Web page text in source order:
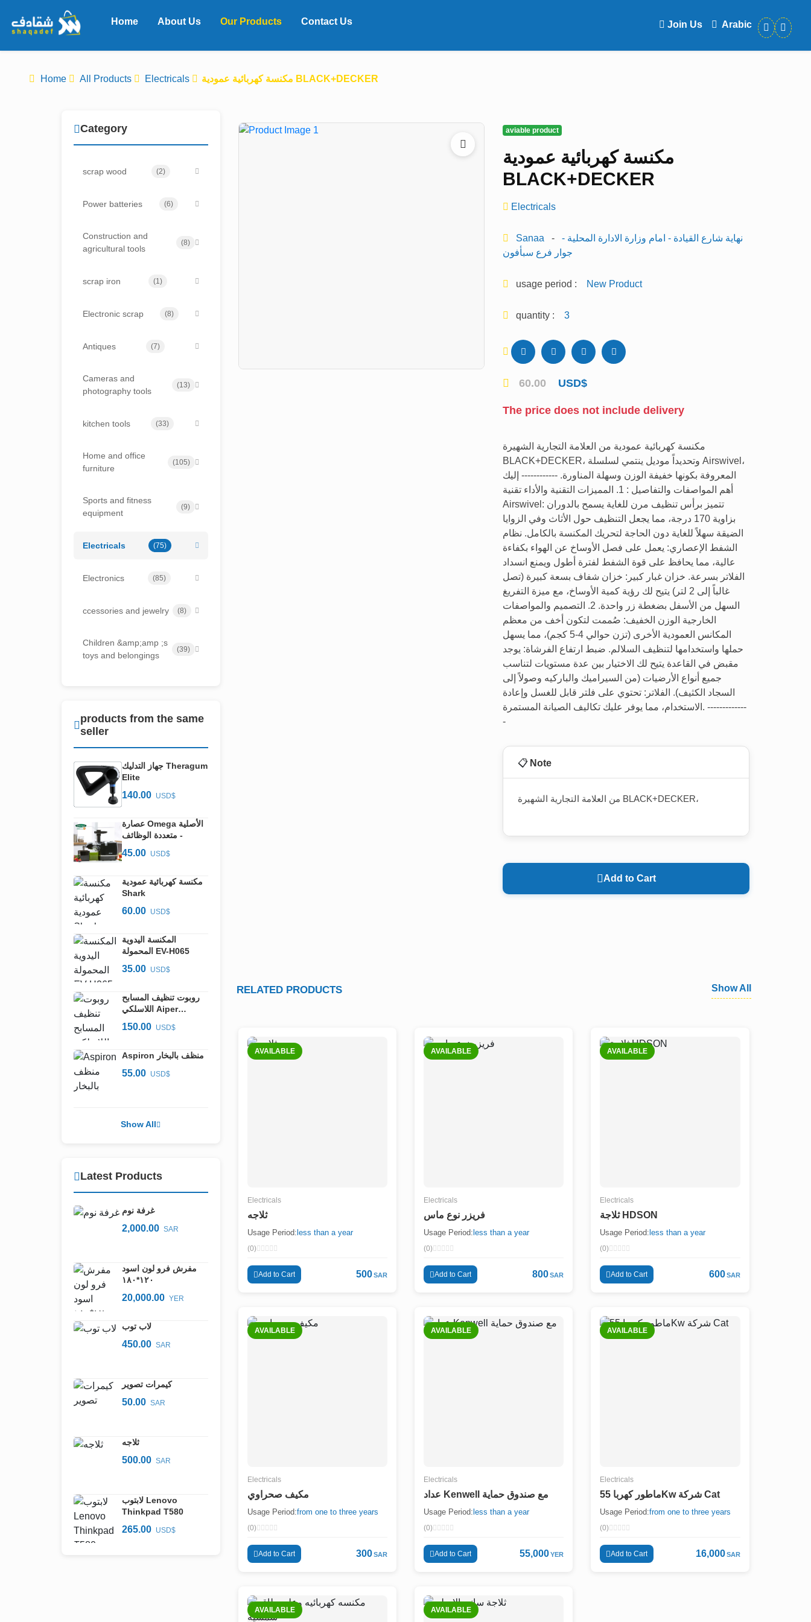
Home About Us Our Products Contact Us Join Us Arabic
Home All Products Electricals مكنسة كهربائية عمودية BLACK+DECKER
Category
scrap wood (2)
Power batteries (6)
Construction and
agricultural tools
(8)
scrap iron (1)
Electronic scrap (8)
Antiques (7)
Cameras and
photography tools
(13)
kitchen tools (33)
Home and office
furniture
(105)
Sports and fitness
equipment
(9)
Electricals (75)
Electronics (85)
ccessories and jewelry (8)
Children &amp;amp ;s
toys and belongings
(39)
products from the same
seller
جهاز التدليك Theragum
Elite
140.00 USD$
عصارة Omega الأصلية
- متعددة الوظائف
45.00 USD$
مكنسة كهربائية عمودية
Shark
60.00 USD$
المكنسة اليدوية
المحمولة EV-H065
35.00 USD$
روبوت تنظيف المسابح
اللاسلكي Aiper
150.00 USD$
Aspiron منظف بالبخار
55.00 USD$
Show All
Latest Products
غرفة نوم
2,000.00 SAR
مفرش فرو لون اسود
١٢٠*١٨٠
20,000.00 YER
لاب توب
450.00 SAR
كيمرات تصوير
50.00 SAR
ثلاجه
500.00 SAR
لابتوب Lenovo
Thinkpad T580
265.00 USD$
aviable product
مكنسة كهربائية عمودية
BLACK+DECKER
Electricals
Sanaa -
نهاية شارع القيادة - امام وزارة الادارة المحلية -
جوار فرع سبأفون
usage period : New Product
quantity : 3
60.00 USD$
The price does not include delivery
مكنسة كهربائية عمودية من العلامة التجارية الشهيرة
BLACK+DECKER، وتحديداً موديل ينتمي لسلسلة Airswivel،
المعروفة بكونها خفيفة الوزن وسهلة المناورة. ------------ ​إليك
أهم المواصفات والتفاصيل : ​1. المميزات التقنية والأداء ​تقنية
Airswivel: تتميز برأس تنظيف مرن للغاية يسمح بالدوران
بزاوية 170 درجة، مما يجعل التنظيف حول الأثاث وفي الزوايا
الضيقة سهلاً للغاية دون الحاجة لتحريك المكنسة بالكامل. ​نظام
الشفط الإعصاري: يعمل على فصل الأوساخ عن الهواء بكفاءة
عالية، مما يحافظ على قوة الشفط لفترة أطول ويمنع انسداد
الفلاتر بسرعة. ​خزان غبار كبير: خزان شفاف بسعة كبيرة (تصل
غالباً إلى 2 لتر) يتيح لك رؤية كمية الأوساخ، مع ميزة التفريغ
السهل من الأسفل بضغطة زر واحدة. ​2. التصميم والمواصفات
الخارجية ​الوزن الخفيف: صُممت لتكون أخف من معظم
المكانس العمودية الأخرى (تزن حوالي 4-5 كجم)، مما يسهل
حملها واستخدامها لتنظيف السلالم. ​ضبط ارتفاع الفرشاة: يوجد
مقبض في القاعدة يتيح لك الاختيار بين عدة مستويات لتناسب
جميع أنواع الأرضيات (من السيراميك والباركيه وصولاً إلى
السجاد الكثيف). ​الفلاتر: تحتوي على فلتر قابل للغسل وإعادة
الاستخدام، مما يوفر عليك تكاليف الصيانة المستمرة. -------------
-
Note
من العلامة التجارية الشهيرة BLACK+DECKER،
Add to Cart
RELATED PRODUCTS Show All
AVAILABLE
Electricals
ثلاجه
Usage Period: less than a year
(0)
Add to Cart 500SAR
AVAILABLE
Electricals
فريزر نوع ماس
Usage Period: less than a year
(0)
Add to Cart 800 SAR
AVAILABLE
Electricals
ثلاجة HDSON
Usage Period: less than a year
(0)
Add to Cart 600SAR
AVAILABLE
Electricals
مكيف صحراوي
Usage Period:from one to three years
(0)
Add to Cart 300SAR
AVAILABLE
Electricals
عداد Kenwell مع صندوق حماية
Usage Period: less than a year
(0)
Add to Cart 55,000 YER
AVAILABLE
Electricals
ماطور كهربا 55Kw شركة Cat
Usage Period:from one to three years
(0)
Add to Cart 16,000SAR
AVAILABLE AVAILABLE